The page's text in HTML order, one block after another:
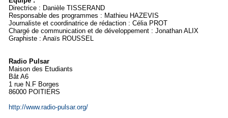
Directrice : Danièle TISSERAND
Responsable des programmes : Mathieu HAZEVIS
Journaliste et coordinatrice de rédaction : Célia PROT
Chargé de communication et de développement : Jonathan ALIX
Graphiste : Anaïs ROUSSEL
Radio Pulsar
Maison des Etudiants
Bât A6
1 rue N.F Borges
86000 POITIERS
http://www.radio-pulsar.org/